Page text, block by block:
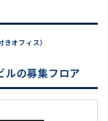
オフィス）
ルの募集フロア